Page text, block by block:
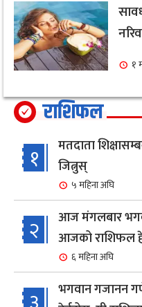
१
राशिफल
१
मतदाता
जित्नुस्
५ महिना अघि
२
आज मंगलबार
आजको राशिफल
६ महिना अघि
भगवान गजानन